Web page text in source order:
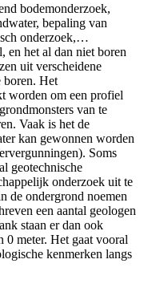
bodemonderzoek,
bepaling van
onderzoek,…
en het al dan niet boren
uit verscheidene
boren. Het
worden om een profiel
van te
Vaak is het de
kan gewonnen worden
Soms
geotechnische
onderzoek uit te
de ondergrond noemen
een aantal geologen
staan er dan ook
0 meter. Het gaat vooral
kenmerken langs